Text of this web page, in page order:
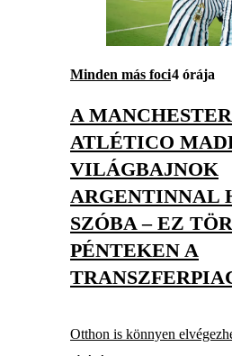
Minden más foci4 órája
A
ATLÉTICO
VILÁGBAJNOK
ARGENTINNAL
SZÓBA – EZ
PÉNTEKEN A
Otthon is könnyen